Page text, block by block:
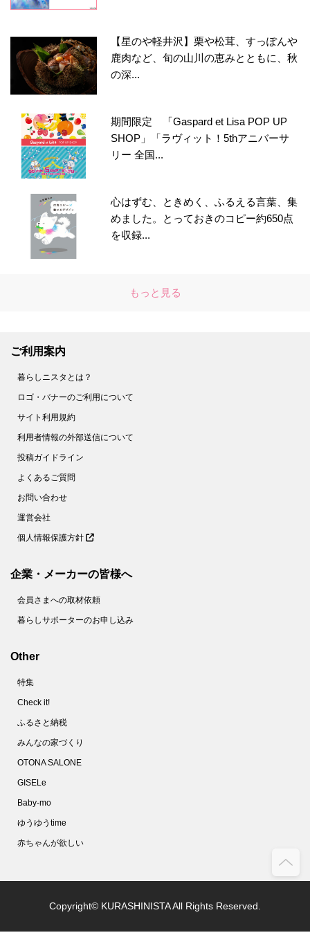
【星のや軽井沢】栗や松茸、すっぽんや
鹿肉など、旬の山川の恵みとともに、秋
の深...
期間限定 「Gaspard et Lisa POP UP
SHOP」「ラヴィット！5thアニバーサ
リー 全国...
心はずむ、ときめく、ふるえる言葉、集
めました。とっておきのコピー約650点
を収録...
もっと見る
ご利用案内
暮らしニスタとは？
ロゴ・バナーのご利用について
サイト利用規約
利用者情報の外部送信について
投稿ガイドライン
よくあるご質問
お問い合わせ
運営会社
個人情報保護方針
企業・メーカーの皆様へ
会員さまへの取材依頼
暮らしサポーターのお申し込み
Other
特集
Check it!
ふるさと納税
みんなの家づくり
OTONA SALONE
GISELe
Baby-mo
ゆうゆうtime
赤ちゃんが欲しい
Copyright© KURASHINISTA All Rights Reserved.